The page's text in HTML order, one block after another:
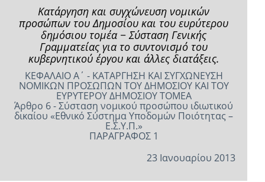
Κατάργηση και συγχώνευση νομικών
προσώπων του Δημοσίου και του ευρύτερου
δημόσιου τομέα − Σύσταση Γενικής
Γραμματείας για το συντονισμό του
κυβερνητικού έργου και άλλες διατάξεις.
ΚΕΦΑΛΑΙΟ Α΄ - ΚΑΤΑΡΓΗΣΗ ΚΑΙ ΣΥΓΧΩΝΕΥΣΗ
ΝΟΜΙΚΩΝ ΠΡΟΣΩΠΩΝ ΤΟΥ ΔΗΜΟΣΙΟΥ ΚΑΙ ΤΟΥ
ΕΥΡΥΤΕΡΟΥ ΔΗΜΟΣΙΟΥ ΤΟΜΕΑ
Άρθρο 6 - Σύσταση νομικού προσώπου ιδιωτικού
δικαίου «Εθνικό Σύστημα Υποδομών Ποιότητας –
Ε.Σ.Υ.Π.»
ΠΑΡΑΓΡΑΦΟΣ 1
23 Ιανουαρίου 2013